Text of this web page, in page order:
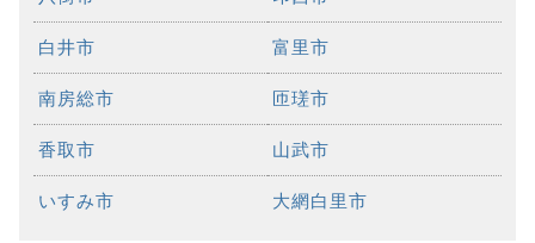
白井市 富里市
南房総市 匝瑳市
香取市 山武市
いすみ市 大網白里市